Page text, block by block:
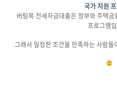
국가 지원
버팀목 전세자금대출은 정부와 주택
프로그램
그래서 일정한 조건을 만족하는 사람